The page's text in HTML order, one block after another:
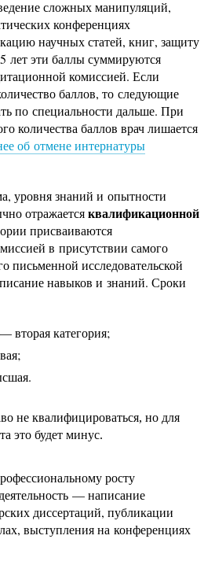
сложных манипуляций,
конференциях
научных статей, книг, защиту
лет эти баллы суммируются
комиссией. Если
баллов, то следующие
по специальности дальше. При
количества баллов врач лишается
об отмене интернатуры
уровня знаний и опытности
отражаетсяквалификационной
присваиваются
в присутствии самого
письменной исследовательской
навыков и знаний. Сроки
вторая категория;
не квалифицироваться, но для
это будет минус.
росту
— написание
диссертаций, публикации
выступления на конференциях